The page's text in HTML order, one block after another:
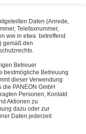
Daten (Anrede,
Telefaxnummer,
wie in etwa betreffend
gemäß den
Betreuer
bestmögliche Betreuung
dieser Verwendung
PANEON GmbH
Personen, Kontakt
Aktionen zu
dazu oder zur
Daten jederzeit